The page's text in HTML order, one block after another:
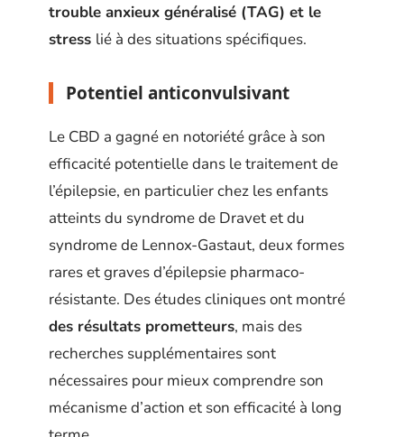
trouble anxieux généralisé (TAG) et le
stress lié à des situations spécifiques.
Potentiel anticonvulsivant
Le CBD a gagné en notoriété grâce à son
efficacité potentielle dans le traitement de
l’épilepsie, en particulier chez les enfants
atteints du syndrome de Dravet et du
syndrome de Lennox-Gastaut, deux formes
rares et graves d’épilepsie pharmaco-
résistante. Des études cliniques ont montré
des résultats prometteurs, mais des
recherches supplémentaires sont
nécessaires pour mieux comprendre son
mécanisme d’action et son efficacité à long